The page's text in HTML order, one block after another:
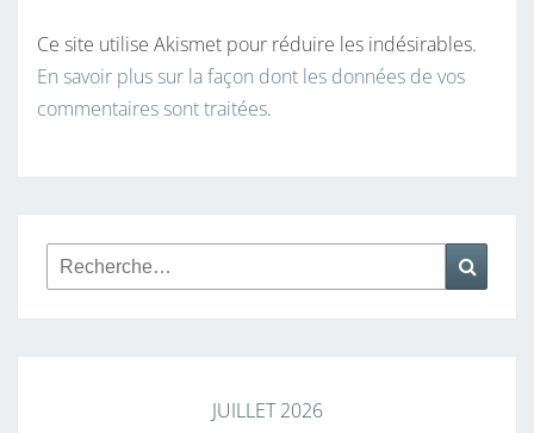
Ce site utilise Akismet pour réduire les indésirables.
En savoir plus sur la façon dont les données de vos
commentaires sont traitées.
Rechercher :
JUILLET 2026